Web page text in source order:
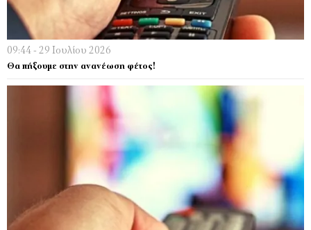
09:44 - 29 Ιουλίου 2026
Θα πήξουμε στην ανανέωση φέτος!